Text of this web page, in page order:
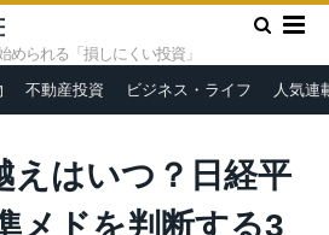
められる「損しにくい投資」
不動産投資 ビジネス・ライフ 人気連
2万1000円越えはいつ？日経平均株価の水
ナリオ
えはいつ？日経平
メドを判断する3